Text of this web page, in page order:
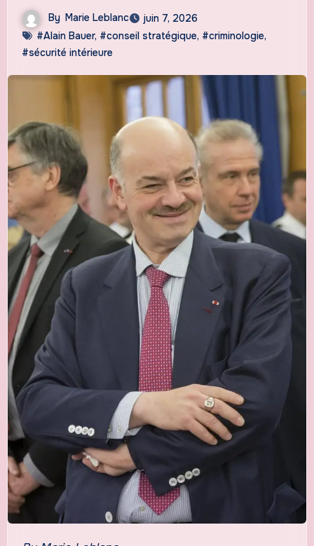
By Marie Leblanc
juin 7, 2026
#Alain Bauer, #conseil stratégique, #criminologie,
#sécurité intérieure